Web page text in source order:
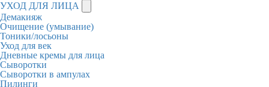
УХОД ДЛЯ ЛИЦА
Демакияж
Очищение (умывание)
Тоники/лосьоны
Уход для век
Дневные кремы для лица
Сыворотки
Сыворотки в ампулах
Пилинги